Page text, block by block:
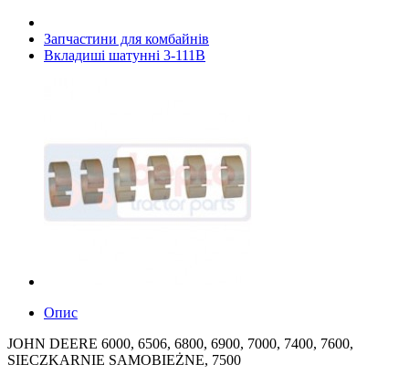
Запчастини для комбайнів
Вкладиші шатунні 3-111B
Опис
JOHN DEERE 6000, 6506, 6800, 6900, 7000, 7400, 7600,
SIECZKARNIE SAMOBIEŻNE, 7500